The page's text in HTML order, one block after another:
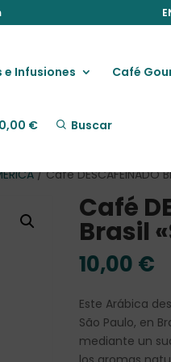
e Infusiones Café
0,00 € Buscar
/ Café DESCAFEINADO
Café
Brasil
10,00 €
Este Arábica
São Paulo, en
mediante un